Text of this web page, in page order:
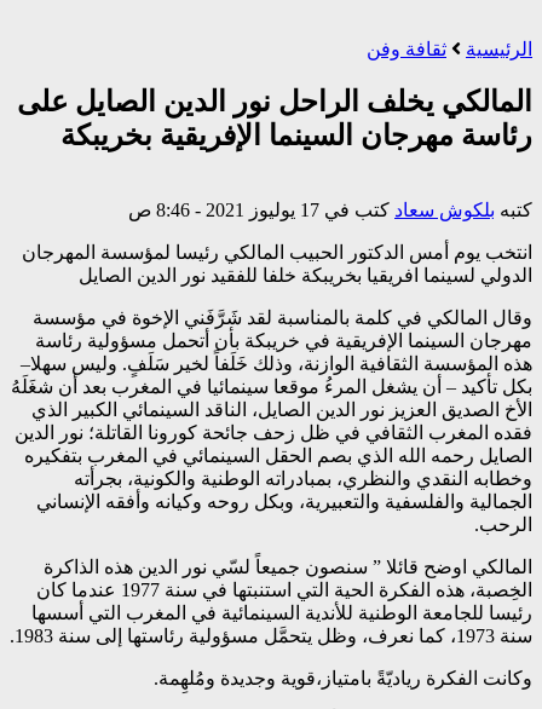
الرئيسية ثقافة وفن
المالكي يخلف الراحل نور الدين الصايل على
رئاسة مهرجان السينما الإفريقية بخريبكة
كتبه بلكوش سعاد كتب في 17 يوليوز 2021 - 8:46 ص
انتخب يوم أمس الدكتور الحبيب المالكي رئيسا لمؤسسة المهرجان
الدولي لسينما افريقيا بخريبكة خلفا للفقيد نور الدين الصايل
وقال المالكي في كلمة بالمناسبة لقد شَرَّفَني الإخوة في مؤسسة
مهرجان السينما الإفريقية في خريبكة بأن أتحمل مسؤولية رئاسة
هذه المؤسسة الثقافية الوازنة، وذلك خَلَفاً لخير سَلَفٍ. وليس سهلا–
بكل تأكيد – أن يشغل المرءُ موقعا سينمائيا في المغرب بعد أن شغَلَهُ
الأخ الصديق العزيز نور الدين الصايل، الناقد السينمائي الكبير الذي
فقده المغرب الثقافي في ظل زحف جائحة كورونا القاتلة؛ نور الدين
الصايل رحمه الله الذي بصم الحقل السينمائي في المغرب بتفكيره
وخطابه النقدي والنظري، بمبادراته الوطنية والكونية، بجرأته
الجمالية والفلسفية والتعبيرية، وبكل روحه وكيانه وأفقه الإنساني
الرحب.
المالكي اوضح قائلا ” سنصون جميعاً لسّي نور الدين هذه الذاكرة
الخِصبة، هذه الفكرة الحية التي استنبتها في سنة 1977 عندما كان
رئيسا للجامعة الوطنية للأندية السينمائية في المغرب التي أسسها
سنة 1973، كما نعرف، وظل يتحمَّل مسؤولية رئاستها إلى سنة 1983.
وكانت الفكرة رياديّةً بامتياز،قوية وجديدة ومُلهِمة.